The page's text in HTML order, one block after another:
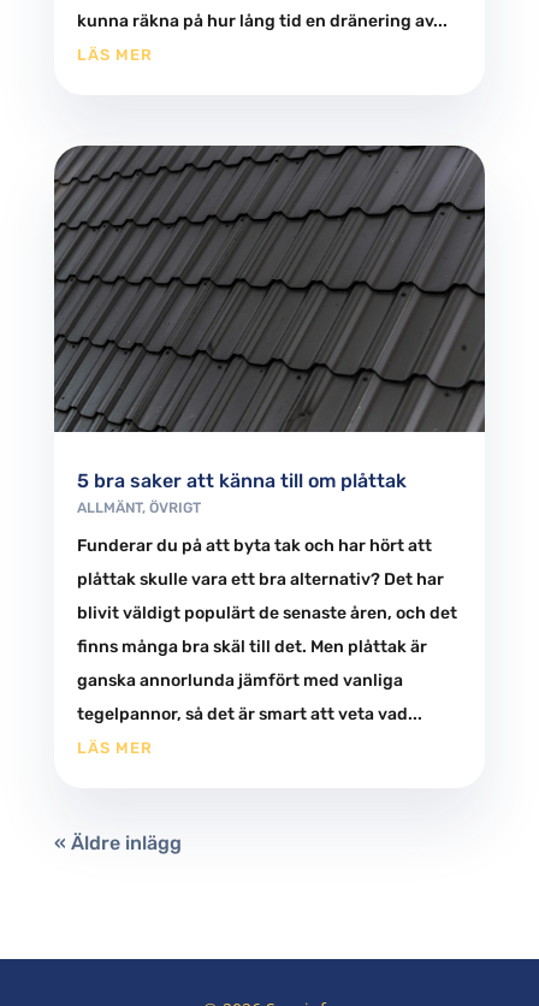
kunna räkna på hur lång tid en dränering av...
LÄS MER
5 bra saker att känna till om plåttak
ALLMÄNT, ÖVRIGT
Funderar du på att byta tak och har hört att
plåttak skulle vara ett bra alternativ? Det har
blivit väldigt populärt de senaste åren, och det
finns många bra skäl till det. Men plåttak är
ganska annorlunda jämfört med vanliga
tegelpannor, så det är smart att veta vad...
LÄS MER
« Äldre inlägg